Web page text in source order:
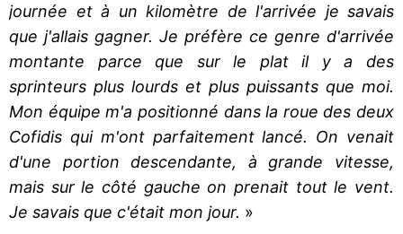
journée et à un kilomètre de l'arrivée je savais
que j'allais gagner. Je préfère ce genre d'arrivée
montante parce que sur le plat il y a des
sprinteurs plus lourds et plus puissants que moi.
Mon équipe m'a positionné dans la roue des deux
Cofidis qui m'ont parfaitement lancé. On venait
d'une portion descendante, à grande vitesse,
mais sur le côté gauche on prenait tout le vent.
Je savais que c'était mon jour. »